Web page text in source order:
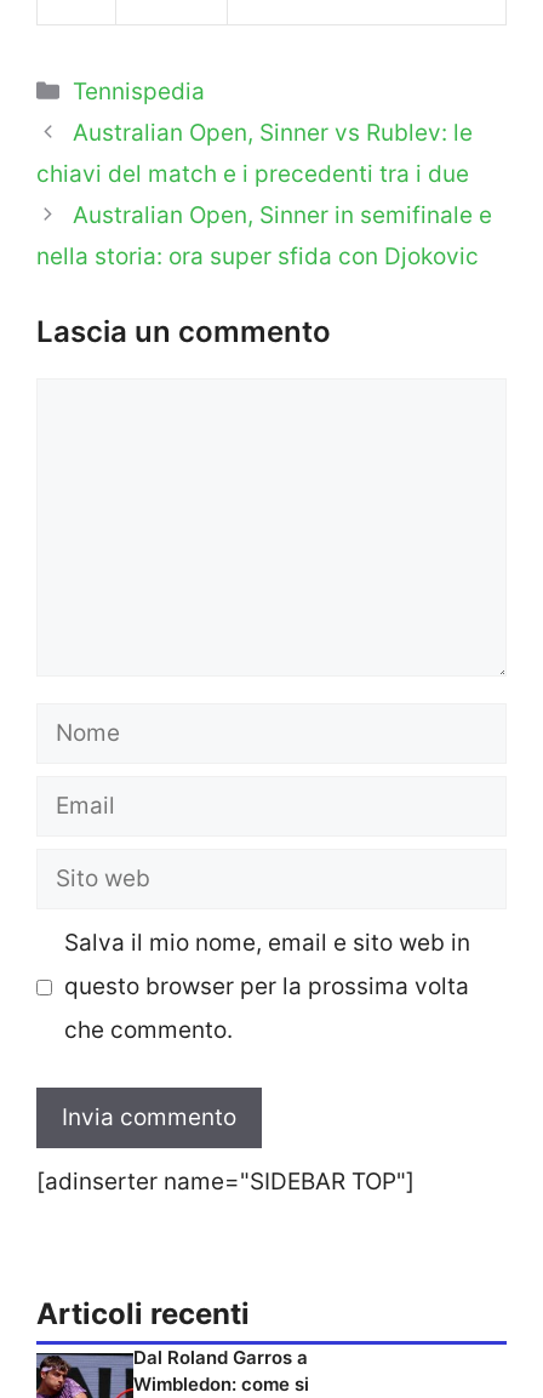
Categorie
Tennispedia
Australian Open, Sinner vs Rublev: le
chiavi del match e i precedenti tra i due
Australian Open, Sinner in semifinale e
nella storia: ora super sfida con Djokovic
Lascia un commento
Nome
Email
Sito
Salva il mio nome, email e sito web in
questo browser per la prossima volta
che commento.
[adinserter name="SIDEBAR TOP"]
Articoli recenti
Dal Roland Garros a
Wimbledon: come si